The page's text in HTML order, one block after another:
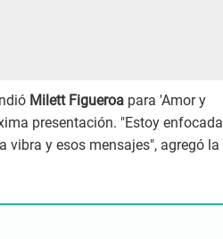
Milett Figueroa para 'Amor y
presentación. "Estoy enfocada
vibra y esos mensajes", agregó la